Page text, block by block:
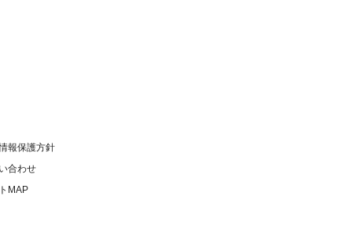
報保護方針
合わせ
MAP